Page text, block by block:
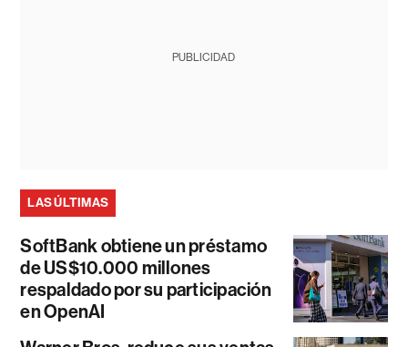
PUBLICIDAD
LAS ÚLTIMAS
SoftBank obtiene un préstamo
de US$10.000 millones
respaldado por su participación
en OpenAI